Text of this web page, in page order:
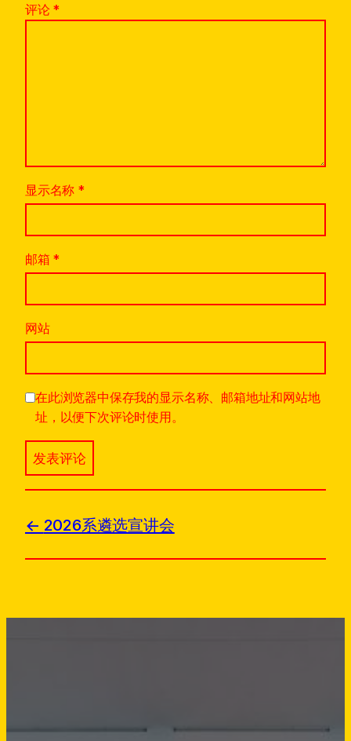
评论 *
显示名称 *
邮箱 *
网站
在此浏览器中保存我的显示名称、邮箱地址和网站地
址，以便下次评论时使用。
2026系遴选宣讲会